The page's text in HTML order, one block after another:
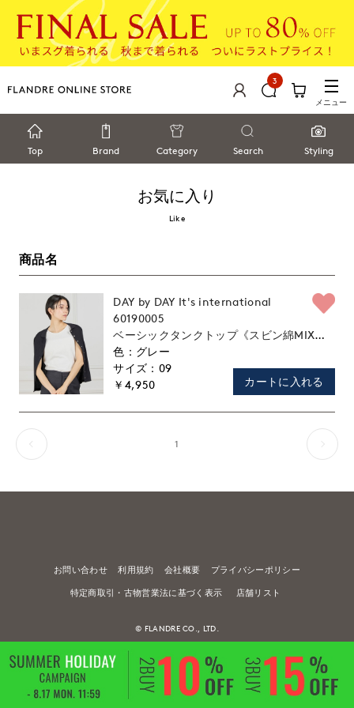
3
メニュー
Top Brand Category Search Styling
お気に入り
Like
商品名
DAY by DAY It's international
60190005
ベーシックタンクトップ《スビン綿MIXフ
ライス》
グレー
09
￥4,950
カートに入れる
1
お問い合わせ 利用規約 会社概要 プライバシーポリシー
特定商取引・古物営業法に基づく表示 店舗リスト
© FLANDRE CO., LTD.